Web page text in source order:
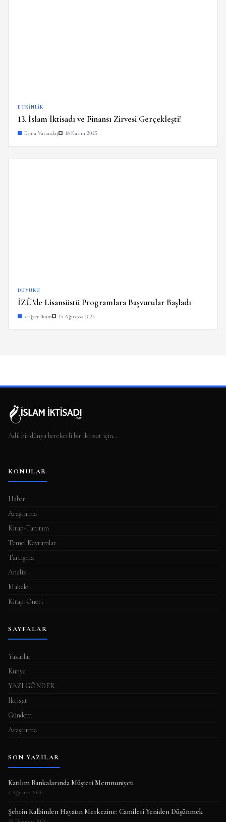
ETKINLIK
13. İslam İktisadı ve Finansı Zirvesi Gerçekleşti!
Esma Vatandaş 18 Kasım 2025
DUYURU
İZÜ’de Lisansüstü Programlara Başvurular Başladı
stajyer ikam 15 Ağustos 2025
Adil bir dünya bereketli bir iktisat için…
KONULAR
Haber
Araştırma
Kitap-Tanıtım
Temel Kavramlar
Tartışma
Analiz
Makale
Kitap-Öneri
SAYFALAR
Yazarlar
Künye
YAZI GÖNDER
İktisat
Gündem
Araştırma
SON YAZILAR
Katılım Bankalarında Müşteri Memnuniyeti
3 Ağustos 2026
Şehrin Kalbinden Hayatın Merkezine: Camileri Yeniden Düşünmek